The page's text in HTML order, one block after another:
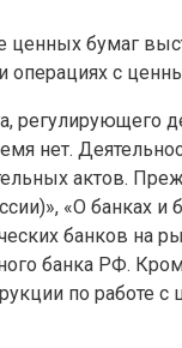
бумаг
операциях с
нет.
актов.
«О банках
банков на
банка РФ.
по работе